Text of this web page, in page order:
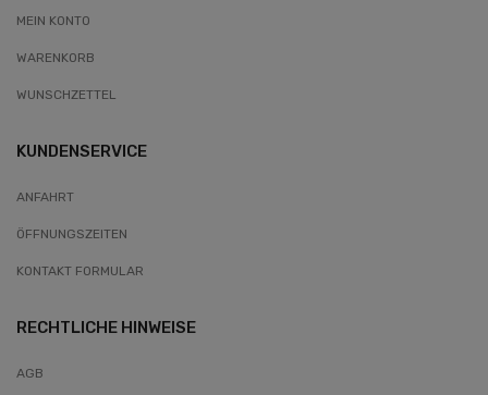
MEIN KONTO
WARENKORB
WUNSCHZETTEL
KUNDENSERVICE
ANFAHRT
ÖFFNUNGSZEITEN
KONTAKT FORMULAR
RECHTLICHE HINWEISE
AGB